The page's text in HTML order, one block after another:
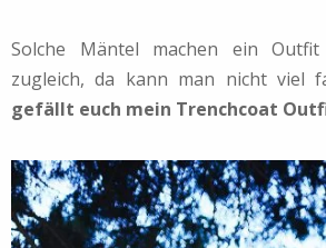
Solche Mäntel machen ein
zugleich, da kann man nicht viel
gefällt euch mein Trenchcoat